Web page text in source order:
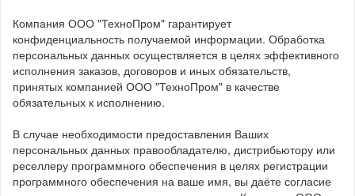
Компания ООО "ТехноПром" гарантирует
конфиденциальность получаемой информации. Обработка
персональных данных осуществляется в целях эффективного
исполнения заказов, договоров и иных обязательств,
принятых компанией ООО "ТехноПром" в качестве
обязательных к исполнению.
В случае необходимости предоставления Ваших
персональных данных правообладателю, дистрибьютору или
реселлеру программного обеспечения в целях регистрации
программного обеспечения на ваше имя, вы даёте согласие